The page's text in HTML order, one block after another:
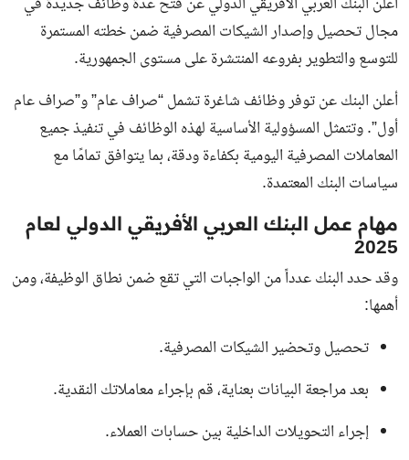
مجال تحصيل وإصدار الشيكات المصرفية ضمن خطته المستمرة
للتوسع والتطوير بفروعه المنتشرة على مستوى الجمهورية.
أعلن البنك عن توفر وظائف شاغرة تشمل “صراف عام” و”صراف عام
أول”. وتتمثل المسؤولية الأساسية لهذه الوظائف في تنفيذ جميع
المعاملات المصرفية اليومية بكفاءة ودقة، بما يتوافق تمامًا مع
سياسات البنك المعتمدة.
مهام عمل البنك العربي الأفريقي الدولي لعام
2025
وقد حدد البنك عدداً من الواجبات التي تقع ضمن نطاق الوظيفة، ومن
أهمها:
تحصيل وتحضير الشيكات المصرفية.
بعد مراجعة البيانات بعناية، قم بإجراء معاملاتك النقدية.
إجراء التحويلات الداخلية بين حسابات العملاء.